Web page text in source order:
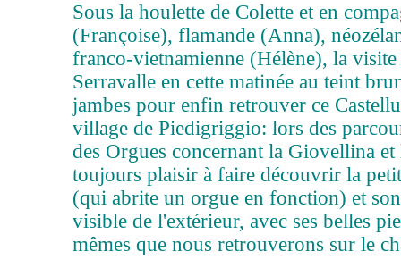
Sous la houlette de Colette et en
(Françoise), flamande (Anna),
franco-vietnamienne (Hélène), la visite
Serravalle en cette matinée au teint
jambes pour enfin retrouver ce
village de Piedigriggio: lors des
des Orgues concernant la Giovellina
toujours plaisir à faire découvrir la
(qui abrite un orgue en fonction) et
visible de l'extérieur, avec ses belles
mêmes que nous retrouverons sur le